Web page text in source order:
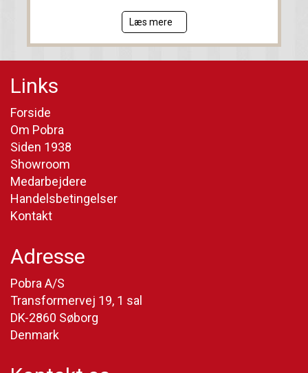
Læs mere
Links
Forside
Om Pobra
Siden 1938
Showroom
Medarbejdere
Handelsbetingelser
Kontakt
Adresse
Pobra A/S
Transformervej 19, 1 sal
DK-2860 Søborg
Denmark